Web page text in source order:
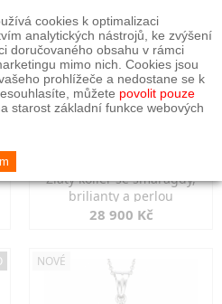
Zlatý kolier se smaragdy,
brilianty a perlou
28 900 Kč
NOVÉ
cookies k optimalizaci
analytických nástrojů, ke zvýšení
doručovaného obsahu v rámci
mimo nich. Cookies jsou
prohlížeče a nedostane se k
můžete povolit pouze
starost základní funkce webových